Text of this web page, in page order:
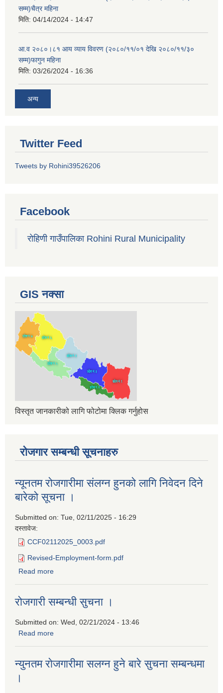
सम्म)चैत्र महिना
मिति: 04/14/2024 - 14:47
आ.व २०८०।८१ आय व्याय विवरण (२०८०/११/०१ देखि २०८०/११/३०
सम्म)फागुन महिना
मिति: 03/26/2024 - 16:36
अन्य
Twitter Feed
Tweets by Rohini39526206
Facebook
रोहिणी गाउँपालिका Rohini Rural Municipality
GIS नक्सा
विस्तृत जानकारीको लागि फोटोमा क्लिक गर्नुहोस
रोजगार सम्बन्धी सूचनाहरु
न्यूनतम रोजगारीमा संलग्न हुनको लागि निवेदन दिने
बारेको सूचना ।
Submitted on: Tue, 02/11/2025 - 16:29
दस्तावेज:
CCF02112025_0003.pdf
Revised-Employment-form.pdf
Read more
रोजगारी सम्बन्धी सुचना ।
Submitted on: Wed, 02/21/2024 - 13:46
Read more
न्युनतम राेजगारीमा सलग्न हुने बारे सुचना सम्बन्धमा
।